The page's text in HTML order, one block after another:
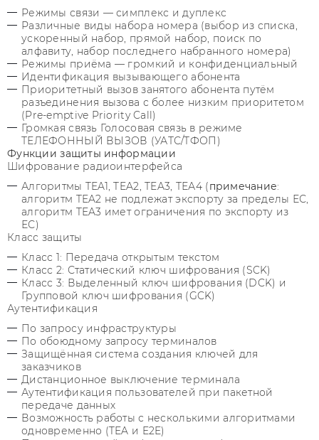
Режимы связи — симплекс и дуплекс
Различные виды набора номера (выбор из списка,
ускоренный набор, прямой набор, поиск по
алфавиту, набор последнего набранного номера)
Режимы приёма — громкий и конфиденциальный
Идентификация вызывающего абонента
Приоритетный вызов занятого абонента путём
разъединения вызова с более низким приоритетом
(Pre-emptive Priority Call)
Громкая связь Голосовая связь в режиме
ТЕЛЕФОННЫЙ ВЫЗОВ (УАТС/ТФОП)
Функции защиты информации
Шифрование радиоинтерфейса
Алгоритмы TEA1, TEA2, TEA3, ТЕА4 (примечание:
алгоритм TEA2 не подлежат экспорту за пределы ЕС,
алгоритм TEA3 имет ограничения по экспорту из
ЕС)
Класс защиты
Класс 1: Передача открытым текстом
Класс 2: Статический ключ шифрования (SCK)
Класс 3: Выделенный ключ шифрования (DCK) и
Групповой ключ шифрования (GCK)
Аутентификация
По запросу инфраструктуры
По обоюдному запросу терминалов
Защищённая система создания ключей для
заказчиков
Дистанционное выключение терминала
Аутентификация пользователей при пакетной
передаче данных
Возможность работы с несколькими алгоритмами
одновременно (TEA и E2E)